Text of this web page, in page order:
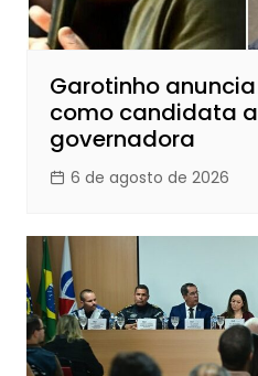
Garotinho
como candidata
governadora
6 de agosto de 2026